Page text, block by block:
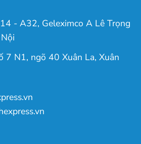
- A32, Geleximco A Lê Trọng
7 N1, ngõ 40 Xuân La, Xuân